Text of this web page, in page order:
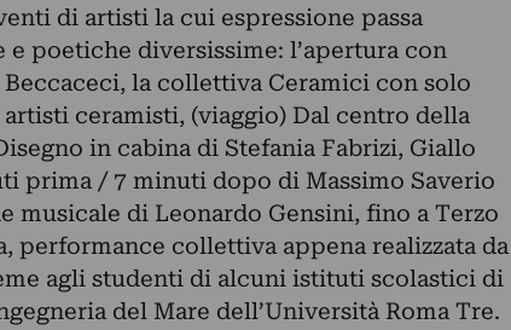
di artisti la cui espressione passa
poetiche diversissime: l’apertura con
la collettiva Ceramici con solo
ceramisti, (viaggio) Dal centro della
in cabina di Stefania Fabrizi, Giallo
prima / 7 minuti dopo di Massimo Saverio
musicale di Leonardo Gensini, fino a Terzo
performance collettiva appena realizzata da
agli studenti di alcuni istituti scolastici di
del Mare dell’Università Roma Tre.